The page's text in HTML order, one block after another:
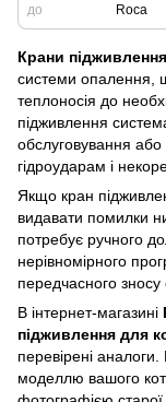
до
Roca
Крани
системи опалення,
теплоносія до
підживлення
обслуговування або
гідроударам і
Якщо кран
видавати помилки
потребує ручного
нерівномірного
передчасного зносу
В інтернет-магазині
підживлення для
перевірені
моделлю вашого